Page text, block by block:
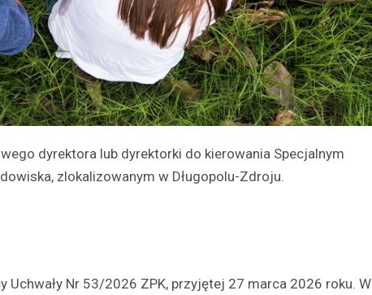
dyrektora lub dyrektorki do kierowania Specjalnym
zlokalizowanym w Długopolu-Zdroju.
Uchwały Nr 53/2026 ZPK, przyjętej 27 marca 2026 roku. W